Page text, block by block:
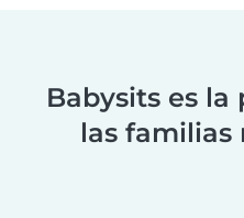
Babysits es
las familias